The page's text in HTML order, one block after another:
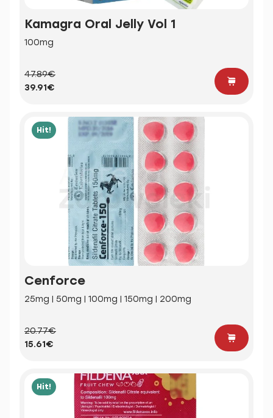
Kamagra Oral Jelly Vol 1
100mg
47.89€
39.91€
Hit!
Cenforce
25mg | 50mg | 100mg | 150mg | 200mg
20.77€
15.61€
Hit!